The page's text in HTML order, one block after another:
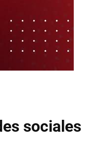
sociales